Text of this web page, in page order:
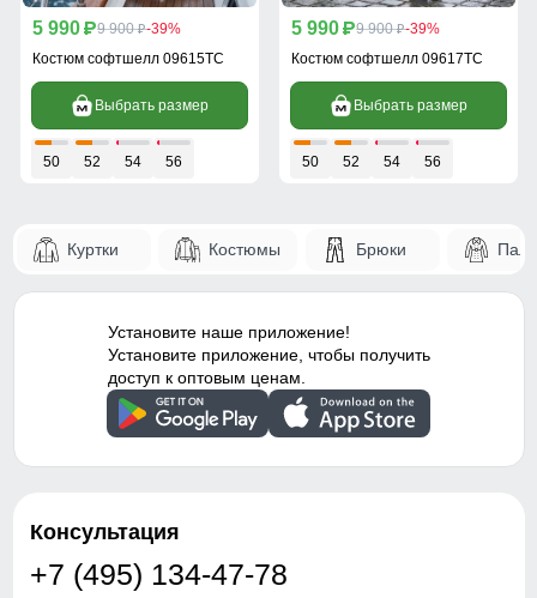
5 990 p9 900 p-39%
Костюм софтшелл 09615TC
Выбрать размер
50 52 54 56
5 990 p9 900 p-39%
Костюм софтшелл 09617TC
Выбрать размер
50 52 54 56
Куртки Костюмы Брюки
Установите наше приложение!
Установите приложение, чтобы получить
доступ к оптовым ценам.
Консультация
+7 (495) 134-47-78